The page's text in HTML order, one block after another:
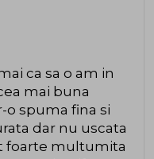
ca sa o am in
mai buna
o spuma fina si
dar nu uscata
foarte multumita